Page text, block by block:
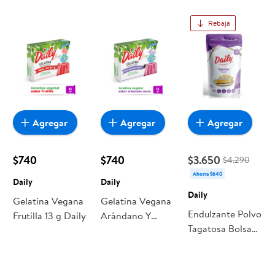
$740
Daily
Gelatina Vegana
Frutilla 13 g Daily
Agregar
$740
Daily
Gelatina Vegana
Arándano Y
Agregar
Rebaja
$3.650 $4.290
Ahorra $640
Daily
Endulzante Polvo
Tagatosa Bolsa
Agregar